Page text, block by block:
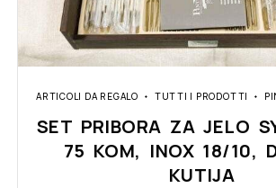
ARTICOLI DA REGALO TUTTI I PRODOTTI
SET PRIBORA ZA JELO
75 KOM, INOX 18/10,
KUTIJA